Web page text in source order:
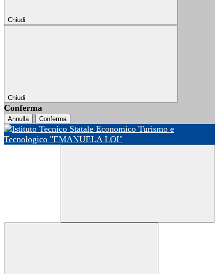
Chiudi
Chiudi
Conferma
Annulla Conferma